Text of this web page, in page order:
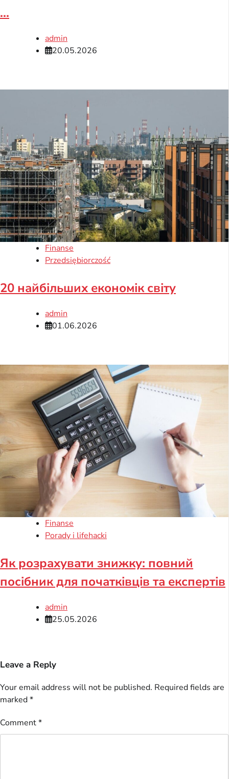
...
admin
20.05.2026
Finanse
Przedsiębiorczość
20 найбільших економік світу
admin
01.06.2026
Finanse
Porady i lifehacki
Як розрахувати знижку: повний
посібник для початківців та експертів
admin
25.05.2026
Leave a Reply
Your email address will not be published. Required fields are
marked*
Comment*